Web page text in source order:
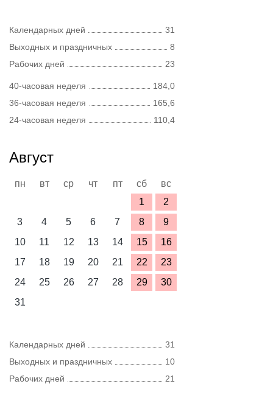
Календарных дней
31
Выходных и праздничных
8
Рабочих дней
23
40-часовая неделя
184,0
36-часовая неделя
165,6
24-часовая неделя
110,4
Август
пн вт ср чт пт сб
вс
1
2
3
4 5 6 7 8
9
10
11 12 13 14 15
16
17
18 19 20 21 22
23
24
25 26 27 28 29
30
31
Календарных дней
31
Выходных и праздничных
10
Рабочих дней
21